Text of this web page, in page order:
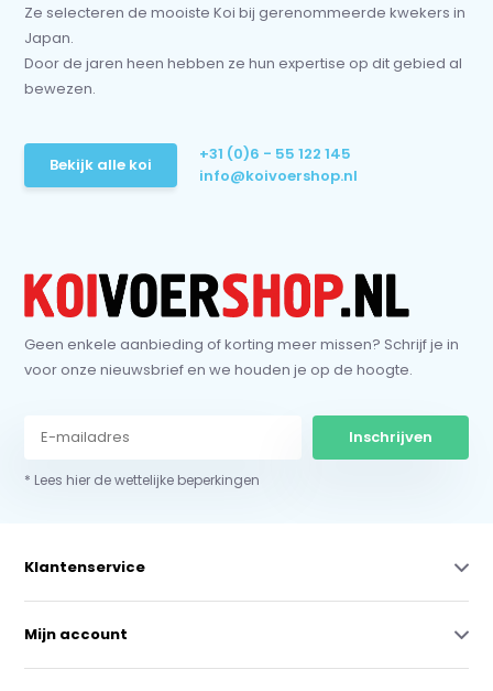
Ze selecteren de mooiste Koi bij gerenommeerde kwekers in
Japan.
Door de jaren heen hebben ze hun expertise op dit gebied al
bewezen.
Bekijk alle koi
+31 (0)6 - 55 122 145
info@koivoershop.nl
Geen enkele aanbieding of korting meer missen? Schrijf je in
voor onze nieuwsbrief en we houden je op de hoogte.
Inschrijven
* Lees hier de wettelijke beperkingen
Klantenservice
Mijn account